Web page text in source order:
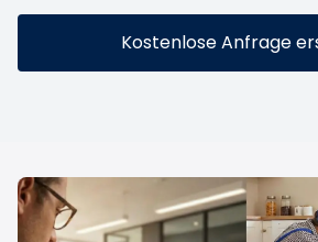
Kostenlose Anfrage